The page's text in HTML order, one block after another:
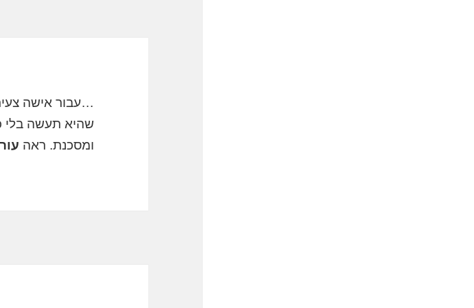
…עבור אישה
שהיא תעשה בלי
ומסכנת. ראה